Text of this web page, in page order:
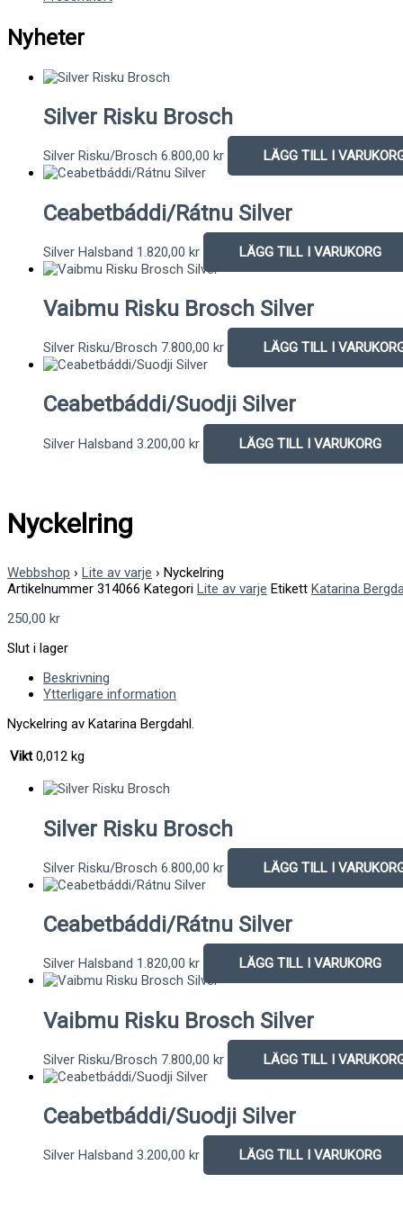
Nyheter
Silver Risku Brosch
Silver Risku/Brosch 6.800,00 kr LÄGG TILL I
Ceabetbáddi/Rátnu Silver
Silver Halsband 1.820,00 kr LÄGG TILL I VARUKORG
Vaibmu Risku Brosch Silver
Silver Risku/Brosch 7.800,00 kr LÄGG TILL I
Ceabetbáddi/Suodji Silver
Silver Halsband 3.200,00 kr LÄGG TILL I VARUKORG
Nyckelring
Webbshop › Lite av varje › Nyckelring
Artikelnummer 314066 Kategori Lite av varje Etikett Katarina
250,00 kr
Slut i lager
Beskrivning
Ytterligare information
Nyckelring av Katarina Bergdahl.
Vikt 0,012 kg
Silver Risku Brosch
Silver Risku/Brosch 6.800,00 kr LÄGG TILL I
Ceabetbáddi/Rátnu Silver
Silver Halsband 1.820,00 kr LÄGG TILL I VARUKORG
Vaibmu Risku Brosch Silver
Silver Risku/Brosch 7.800,00 kr LÄGG TILL I
Ceabetbáddi/Suodji Silver
Silver Halsband 3.200,00 kr LÄGG TILL I VARUKORG